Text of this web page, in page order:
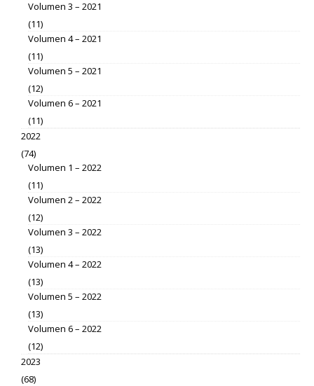
Volumen 3 – 2021
(11)
Volumen 4 – 2021
(11)
Volumen 5 – 2021
(12)
Volumen 6 – 2021
(11)
2022
(74)
Volumen 1 – 2022
(11)
Volumen 2 – 2022
(12)
Volumen 3 – 2022
(13)
Volumen 4 – 2022
(13)
Volumen 5 – 2022
(13)
Volumen 6 – 2022
(12)
2023
(68)